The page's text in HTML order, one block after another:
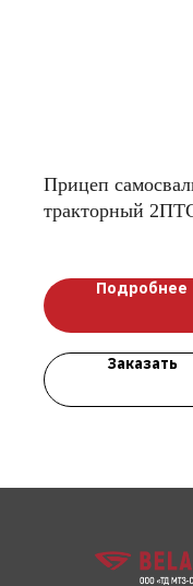
Прицеп
тракторный
Подробнее
Заказать